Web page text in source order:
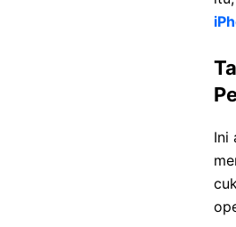
Ini